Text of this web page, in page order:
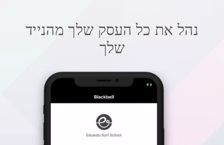
נהל את כל העסק שלך מהנייד
שלך